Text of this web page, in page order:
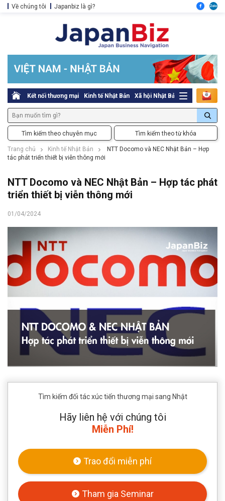
Về chúng tôi Japanbiz là gì?
Kết nối thương mại Kinh tế Nhật Bản Xã hội Nhật Bản Thủ tục pháp
Tìm kiếm theo chuyên mục Tìm kiếm theo từ khóa
Trang chủ Kinh tế Nhật Bản
NTT Docomo và NEC Nhật Bản – Hợp
tác phát triển thiết bị viễn thông mới
NTT Docomo và NEC Nhật Bản – Hợp tác phát
triển thiết bị viễn thông mới
01/04/2024
Tìm kiếm đối tác xúc tiến thương mại sang Nhật
Hãy liên hệ với chúng tôi
Miễn Phí!
Trao đổi miễn phí
Tham gia Seminar